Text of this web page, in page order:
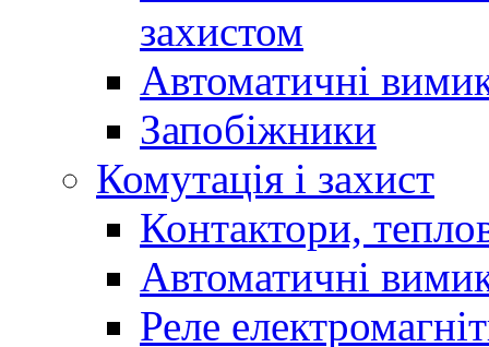
захистом
Автоматичні
Запобіжники
Комутація і захист
Контактори,
Автоматичні
Реле